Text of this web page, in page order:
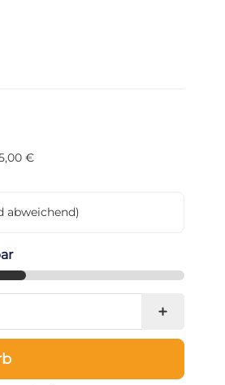
€
abweichend)